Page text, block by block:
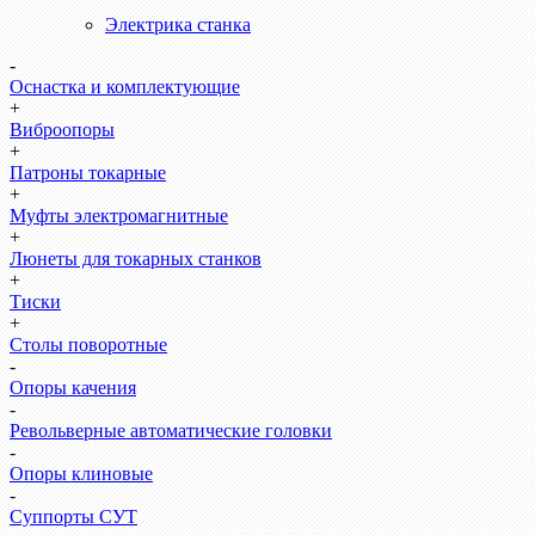
Электрика станка
-
Оснастка и комплектующие
+
Виброопоры
+
Патроны токарные
+
Муфты электромагнитные
+
Люнеты для токарных станков
+
Тиски
+
Столы поворотные
-
Опоры качения
-
Револьверные автоматические головки
-
Опоры клиновые
-
Суппорты СУТ